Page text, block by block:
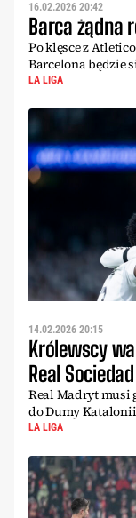
16.02.2026 20:42
Barca żądna
Po klęsce z
Barcelona będzie
LA LIGA
14.02.2026 20:15
Królewscy
Real
Real Madryt musi
do Dumy
LA LIGA